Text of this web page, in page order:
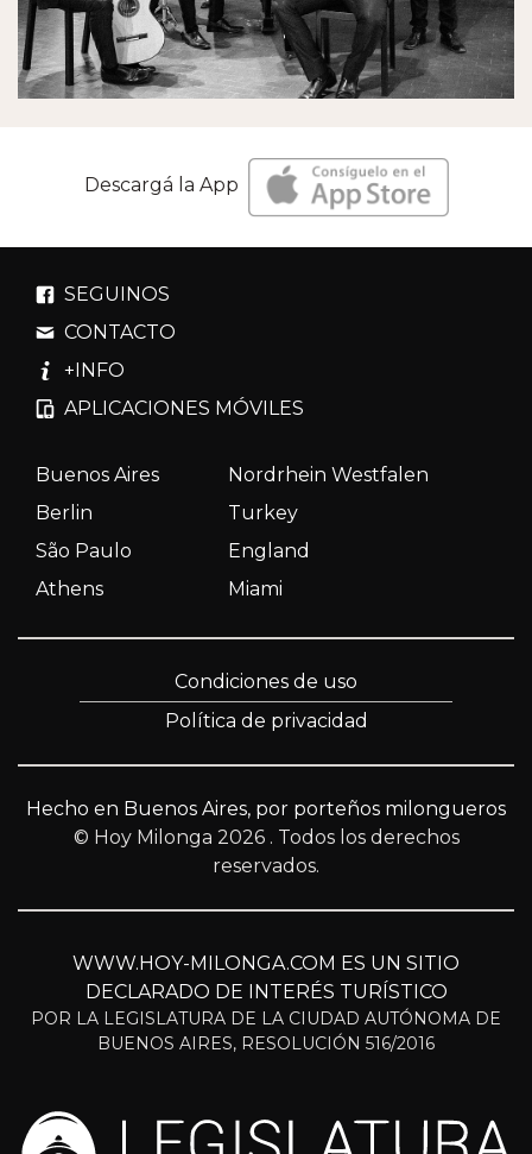
Descargá la App
SEGUINOS
CONTACTO
+INFO
APLICACIONES MÓVILES
Buenos Aires
Nordrhein Westfalen
Berlin
Turkey
São Paulo
England
Athens
Miami
Condiciones de uso
Política de privacidad
Hecho en Buenos Aires, por porteños milongueros
© Hoy Milonga 2026 . Todos los derechos
reservados.
WWW.HOY-MILONGA.COM ES UN SITIO
DECLARADO DE INTERÉS TURÍSTICO
POR LA LEGISLATURA DE LA CIUDAD AUTÓNOMA DE
BUENOS AIRES, RESOLUCIÓN 516/2016